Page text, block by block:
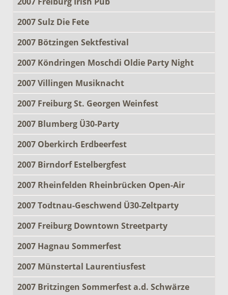
2007 Sulz Die Fete
2007 Bötzingen Sektfestival
2007 Köndringen Moschdi Oldie Party Night
2007 Villingen Musiknacht
2007 Freiburg St. Georgen Weinfest
2007 Blumberg Ü30-Party
2007 Oberkirch Erdbeerfest
2007 Birndorf Estelbergfest
2007 Rheinfelden Rheinbrücken Open-Air
2007 Todtnau-Geschwend Ü30-Zeltparty
2007 Freiburg Downtown Streetparty
2007 Hagnau Sommerfest
2007 Münstertal Laurentiusfest
2007 Britzingen Sommerfest a.d. Schwärze